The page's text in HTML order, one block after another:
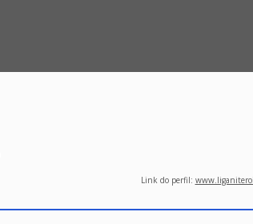
Link do perfil: